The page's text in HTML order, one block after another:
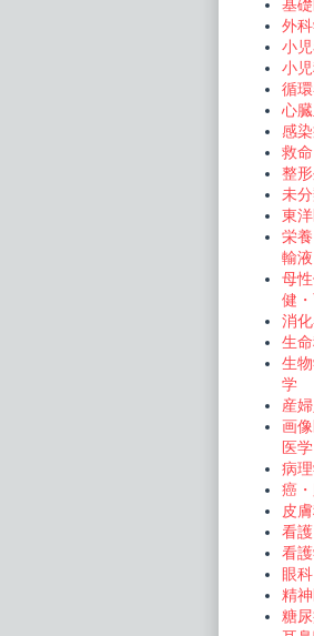
基
外
小
小
循
心
感
救
整
未
東
栄
輸
母
健
消
生
生
学
産
画
医学
病
癌
皮
看護
看
眼科
精
糖